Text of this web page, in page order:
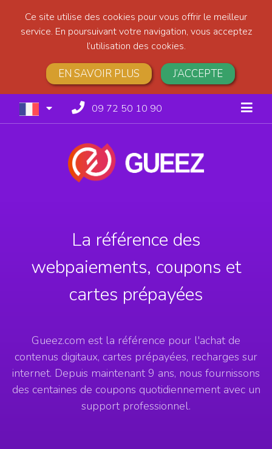
Ce site utilise des cookies pour vous offrir le meilleur
service. En poursuivant votre navigation, vous acceptez
l’utilisation des cookies.
EN SAVOIR PLUS J’ACCEPTE
09 72 50 10 90
La référence des
webpaiements, coupons et
cartes prépayées
Gueez.com est la référence pour l'achat de
contenus digitaux, cartes prépayées, recharges sur
internet. Depuis maintenant 9 ans, nous fournissons
des centaines de coupons quotidiennement avec un
support professionnel.